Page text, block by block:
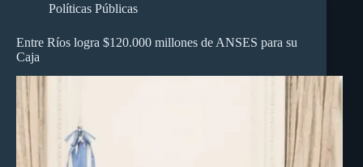
Políticas Públicas
Entre Ríos logra $120.000 millones de ANSES para su
Caja